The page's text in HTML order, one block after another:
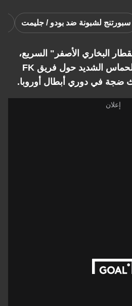
سبورتنج لشبونة ضد بودو / جليمت
البخاري الأصفر" السريع،
تسود النرويج حالة من الحماس الشديد حول فريق FK